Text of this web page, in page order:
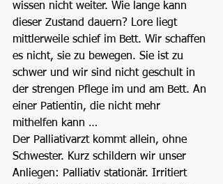
wissen nicht weiter. Wie lange kann
dieser Zustand dauern? Lore liegt
mittlerweile schief im Bett. Wir schaffen
es nicht, sie zu bewegen. Sie ist zu
schwer und wir sind nicht geschult in
der strengen Pflege im und am Bett. An
einer Patientin, die nicht mehr
mithelfen kann …
Der Palliativarzt kommt allein, ohne
Schwester. Kurz schildern wir unser
Anliegen: Palliativ stationär. Irritiert